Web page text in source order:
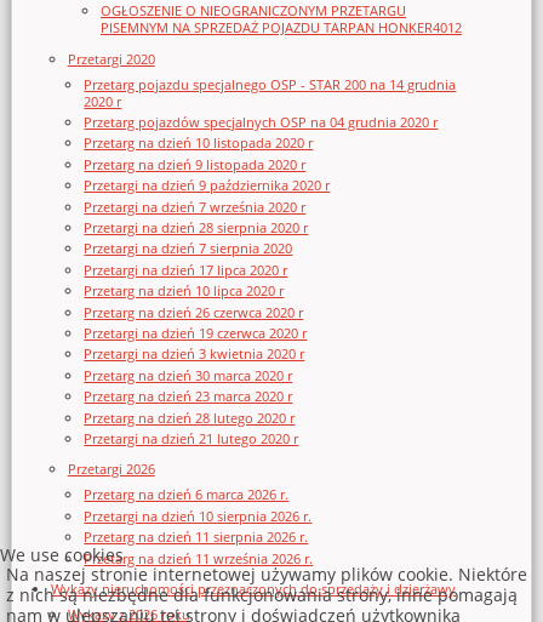
OGŁOSZENIE O NIEOGRANICZONYM PRZETARGU
PISEMNYM NA SPRZEDAŻ POJAZDU TARPAN HONKER4012
Przetargi 2020
Przetarg pojazdu specjalnego OSP - STAR 200 na 14 grudnia
2020 r
Przetarg pojazdów specjalnych OSP na 04 grudnia 2020 r
Przetarg na dzień 10 listopada 2020 r
Przetarg na dzień 9 listopada 2020 r
Przetargi na dzień 9 października 2020 r
Przetargi na dzień 7 września 2020 r
Przetargi na dzień 28 sierpnia 2020 r
Przetargi na dzień 7 sierpnia 2020
Przetargi na dzień 17 lipca 2020 r
Przetarg na dzień 10 lipca 2020 r
Przetarg na dzień 26 czerwca 2020 r
Przetargi na dzień 19 czerwca 2020 r
Przetargi na dzień 3 kwietnia 2020 r
Przetarg na dzień 30 marca 2020 r
Przetarg na dzień 23 marca 2020 r
Przetarg na dzień 28 lutego 2020 r
Przetargi na dzień 21 lutego 2020 r
Przetargi 2026
Przetarg na dzień 6 marca 2026 r.
Przetargi na dzień 10 sierpnia 2026 r.
Przetarg na dzień 11 sierpnia 2026 r.
Przetarg na dzień 11 września 2026 r.
Wykazy nieruchomości przeznaczonych do sprzedaży i dzierżawy
Wykazy z 2026 roku
We use cookies
Na naszej stronie internetowej używamy plików cookie. Niektóre
z nich są niezbędne dla funkcjonowania strony, inne pomagają
nam w ulepszaniu tej strony i doświadczeń użytkownika